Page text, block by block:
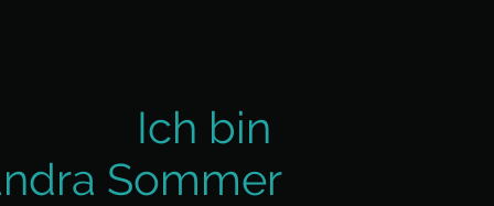
Ich bin
Sommer